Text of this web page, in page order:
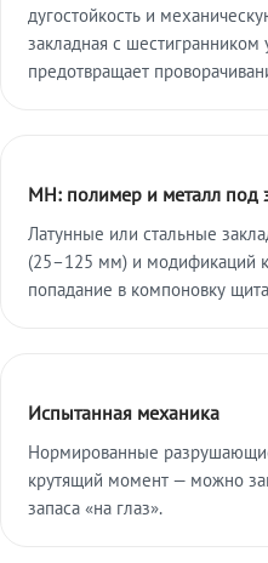
дугостойкость и
закладная с шестигранником
предотвращает
МН: полимер и металл под
Латунные или стальные
(25–125 мм) и модификаций
попадание в компоновку
Испытанная механика
Нормированные
крутящий момент — можно
запаса «на глаз».